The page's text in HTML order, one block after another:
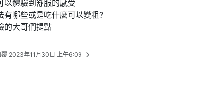
以體驗到舒服的感受
有哪些或是吃什麼可以變粗?
的大哥們提點
2023年11月30日 上午6:09